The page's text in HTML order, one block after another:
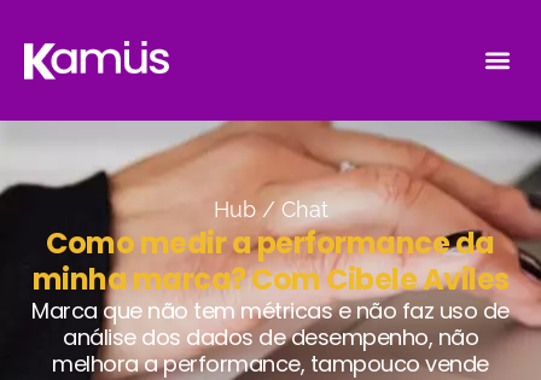
Hub / Chat
Como medir a performance da
minha marca? Com Cibele Aviles
Marca que não tem métricas e não faz uso de
análise dos dados de desempenho, não
melhora a performance, tampouco vende